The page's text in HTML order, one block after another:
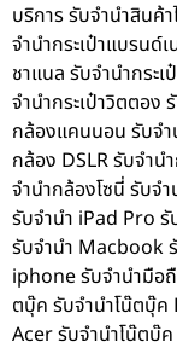
บริการ รับจำนำสินค้
จำนำกระเป๋าแบรนด์
ชาแนล รับจำนำกระ
จำนำกระเป๋าวิตตอง
กล้องแคนนอน รับจ
กล้อง DSLR รับจำน
จำนำกล้องโซนี่ รับจ
รับจำนำ iPad Pro
รับจำนำ Macbook
iphone รับจำนำมือ
ตบุ๊ค รับจำนำโน๊ตบุ๊ค
Acer รับจำนำโน๊ตบุ๊